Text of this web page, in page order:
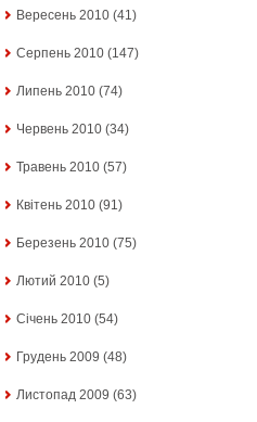
Вересень 2010 (41)
Серпень 2010 (147)
Липень 2010 (74)
Червень 2010 (34)
Травень 2010 (57)
Квітень 2010 (91)
Березень 2010 (75)
Лютий 2010 (5)
Січень 2010 (54)
Грудень 2009 (48)
Листопад 2009 (63)